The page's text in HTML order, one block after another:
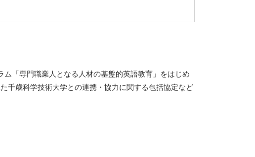
「専門職業人となる人材の基盤的英語教育」をはじめ
千歳科学技術大学との連携・協力に関する包括協定など